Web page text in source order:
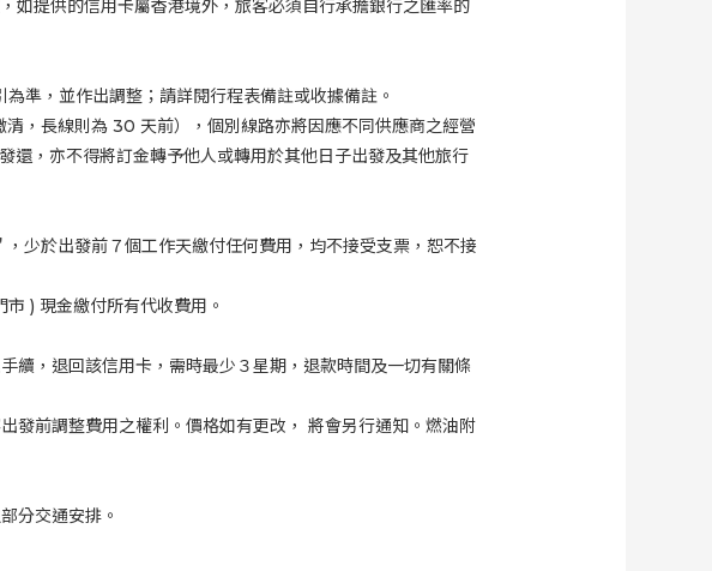
如提供的信用卡屬香港境外，旅客必須自行承擔銀行之匯率的
準，並作出調整；請詳閱行程表備註或收據備註。
清，長線則為 30 天前），個別線路亦將因應不同供應商之經營
還，亦不得將訂金轉予他人或轉用於其他日子出發及其他旅行
少於出發前７個工作天繳付任何費用，均不接受支票，恕不接
市 ) 現金繳付所有代收費用。
續，退回該信用卡，需時最少３星期，退款時間及一切有關條
發前調整費用之權利。價格如有更改， 將會另行通知。燃油附
分交通安排。